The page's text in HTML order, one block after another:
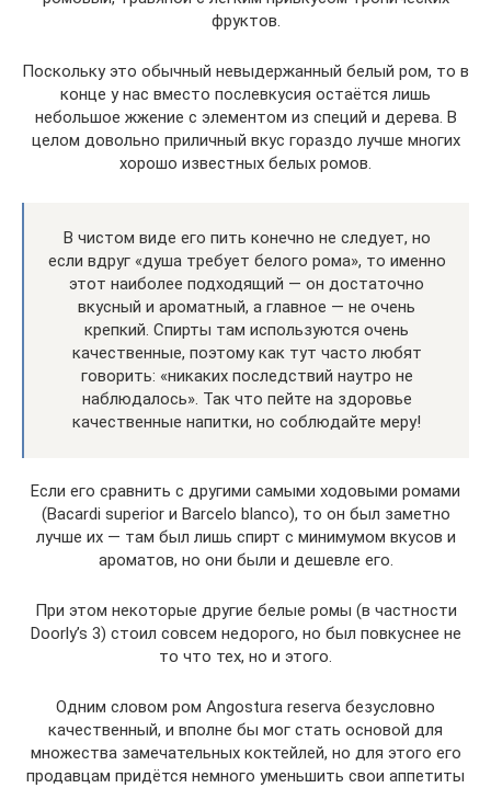
фруктов.
Поскольку это обычный невыдержанный белый ром, то в
конце у нас вместо послевкусия остаётся лишь
небольшое жжение с элементом из специй и дерева. В
целом довольно приличный вкус гораздо лучше многих
хорошо известных белых ромов.
В чистом виде его пить конечно не следует, но
если вдруг «душа требует белого рома», то именно
этот наиболее подходящий — он достаточно
вкусный и ароматный, а главное — не очень
крепкий. Спирты там используются очень
качественные, поэтому как тут часто любят
говорить: «никаких последствий наутро не
наблюдалось». Так что пейте на здоровье
качественные напитки, но соблюдайте меру!
Если его сравнить с другими самыми ходовыми ромами
(Bacardi superior и Barcelo blanco), то он был заметно
лучше их — там был лишь спирт с минимумом вкусов и
ароматов, но они были и дешевле его.
При этом некоторые другие белые ромы (в частности
Doorly’s 3) стоил совсем недорого, но был повкуснее не
то что тех, но и этого.
Одним словом ром Angostura reserva безусловно
качественный, и вполне бы мог стать основой для
множества замечательных коктейлей, но для этого его
продавцам придётся немного уменьшить свои аппетиты